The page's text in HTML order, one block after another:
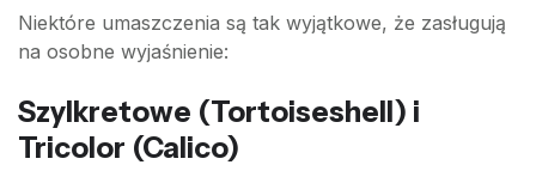
Niektóre umaszczenia są tak wyjątkowe, że zasługują
na osobne wyjaśnienie:
Szylkretowe (Tortoiseshell) i
Tricolor (Calico)